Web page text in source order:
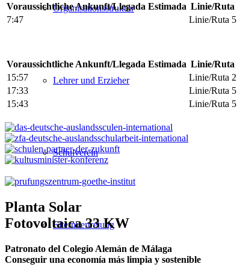
Organisationsstruktur
Lehrer und Erzieher
Schulverein
Elternvertretung
Voraussichtliche Ankunft/Llegada Estimada Linie/Ruta
7:47
Linie/Ruta 5
Voraussichtliche Ankunft/Llegada Estimada Linie/Ruta
15:57
Linie/Ruta 2
17:33
Linie/Ruta 5
15:43
Linie/Ruta 5
Planta Solar
Fotovoltaica 33 KW
Patronato del Colegio Alemán de Málaga
Conseguir una economía más limpia y sostenible